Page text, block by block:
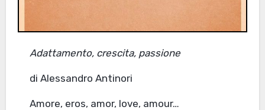
Adattamento, crescita, passione
di Alessandro Antinori
Amore, eros, amor, love, amour…